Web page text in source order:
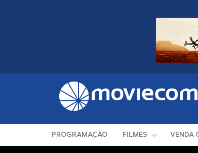
PROGRAMAÇÃO FILMES VENDA